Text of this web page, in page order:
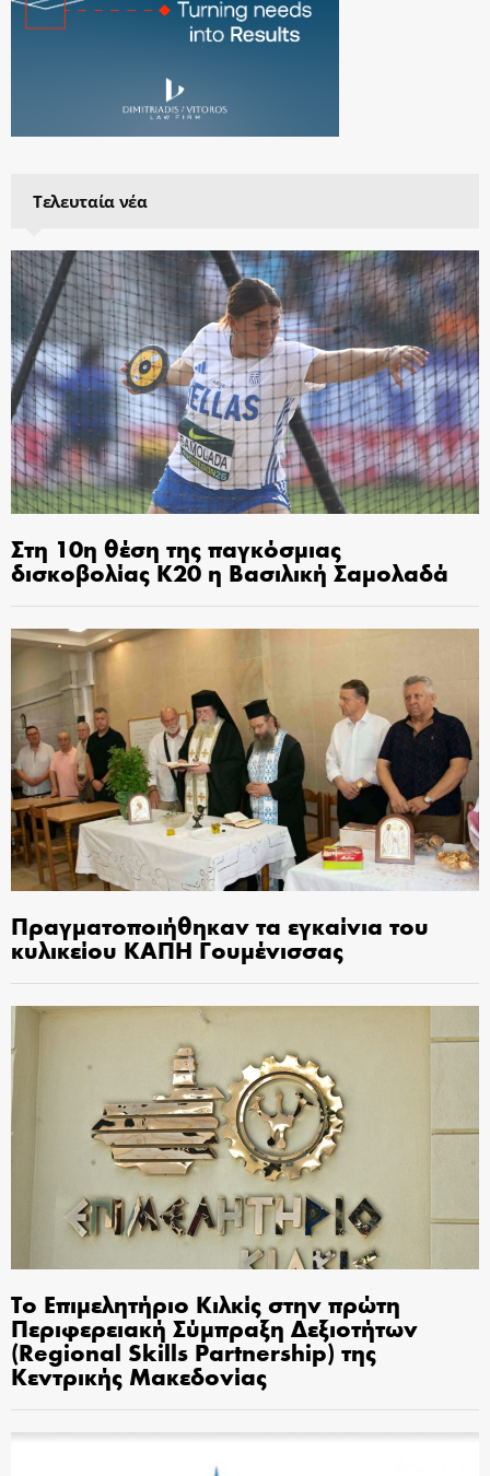
Τελευταία νέα
Στη 10η θέση της παγκόσμιας
δισκοβολίας Κ20 η Βασιλική Σαμολαδά
Πραγματοποιήθηκαν τα εγκαίνια του
κυλικείου ΚΑΠΗ Γουμένισσας
Το Επιμελητήριο Κιλκίς στην πρώτη
Περιφερειακή Σύμπραξη Δεξιοτήτων
(Regional Skills Partnership) της
Κεντρικής Μακεδονίας